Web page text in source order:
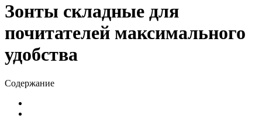
Зонты складные для
почитателей максимального
удобства
Содержание